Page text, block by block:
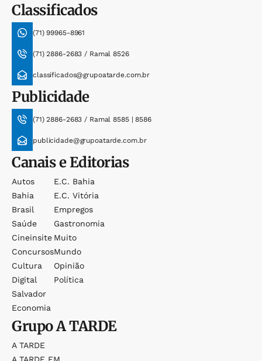
Classificados
(71) 99965-8961
(71) 2886-2683 / Ramal 8526
classificados@grupoatarde.com.br
Publicidade
(71) 2886-2683 / Ramal 8585 | 8586
publicidade@grupoatarde.com.br
Canais e Editorias
Autos
Bahia
Brasil
Saúde
Cineinsite
Concursos
Cultura
Digital
Salvador
Economia
E.c. Bahia
E.c. Vitória
Empregos
Gastronomia
Muito
Mundo
Opinião
Política
GrupoA TARDE
A TARDE